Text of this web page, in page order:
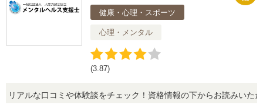
健康・心理・スポーツ
心理・メンタル
(3.87)
ルな口コミや体験談をチェック！資格情報の下からお読みいただけ